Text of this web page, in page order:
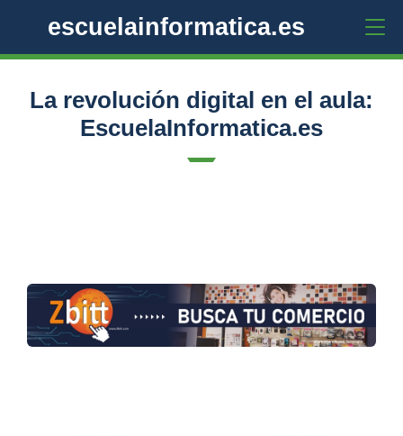
escuelainformatica.es
La revolución digital en el aula:
EscuelaInformatica.es